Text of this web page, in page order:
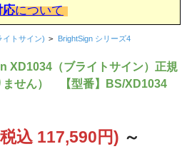
応について
イトサイン) > BrightSign シリーズ4
（ブライトサイン）正規
ません） 【型番】BS/XD1034
込 117,590円) ～